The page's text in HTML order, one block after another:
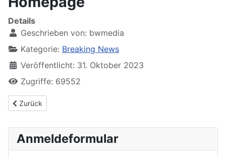
Details
Geschrieben von: bwmedia
Kategorie: Breaking News
Veröffentlicht: 31. Oktober 2023
Zugriffe: 69552
Vorheriger Beitrag: Neu Neu Neu Ab 13:00 Uhr sind wir täglich
Zurück
Anmeldeformular